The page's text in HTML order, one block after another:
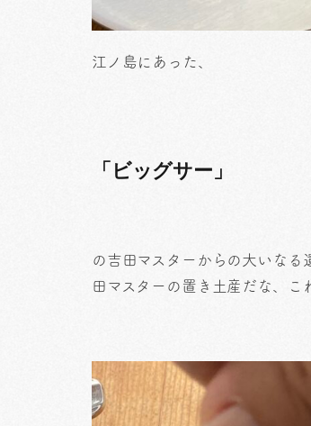
江ノ島にあった、
「ビッグサー」
の吉田マスターからの大いなる
田マスターの置き土産だな、こ